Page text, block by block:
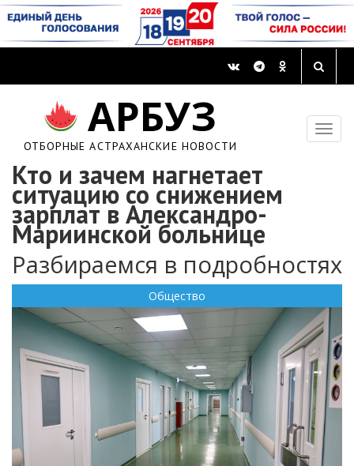
АРБУЗ
ОТБОРНЫЕ АСТРАХАНСКИЕ НОВОСТИ
Кто и зачем нагнетает
ситуацию со снижением
зарплат в Александро-
Мариинской больнице
Разбираемся в подробностях
Общество